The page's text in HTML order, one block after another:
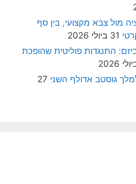
מול צבא מקצועי, בין סף
31 ביולי 2026
התנגדות פוליטית שהופכת
גוסטב אדולף השני 27